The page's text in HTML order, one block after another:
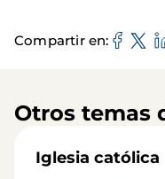
Compartir en
Otros temas
Iglesia católica